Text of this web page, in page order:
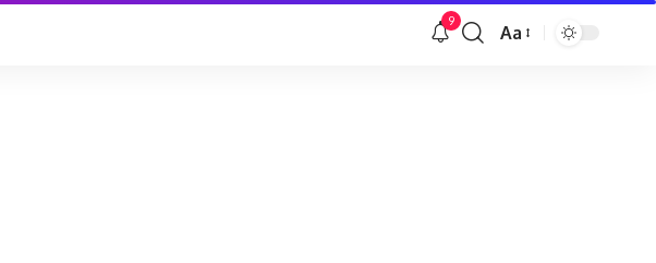
9
Veličina
Aa